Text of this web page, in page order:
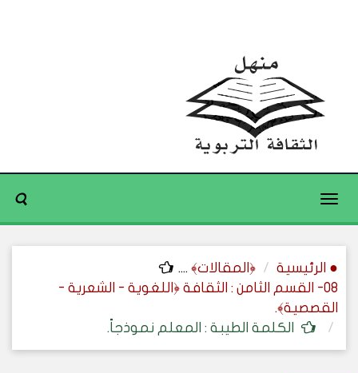
Toggle
● الرئيسية ﴿المقالات﴾ ....
08- القسم الثامن : الثقافة ﴿اللغوية - الشعرية -
القصصية﴾.
الكلمة الطيبة : المعلم نموذجاً.